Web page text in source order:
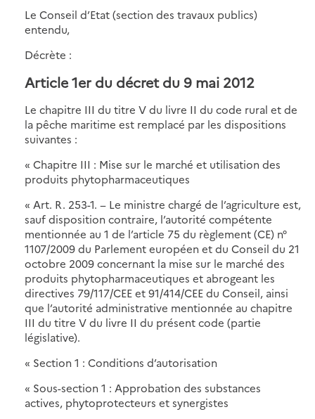
Le Conseil d’Etat (section des travaux publics)
entendu,
Décrète :
Article 1er du décret du 9 mai 2012
Le chapitre III du titre V du livre II du code rural et de
la pêche maritime est remplacé par les dispositions
suivantes :
« Chapitre III : Mise sur le marché et utilisation des
produits phytopharmaceutiques
« Art. R. 253-1. − Le ministre chargé de l’agriculture est,
sauf disposition contraire, l’autorité compétente
mentionnée au 1 de l’article 75 du règlement (CE) n°
1107/2009 du Parlement européen et du Conseil du 21
octobre 2009 concernant la mise sur le marché des
produits phytopharmaceutiques et abrogeant les
directives 79/117/CEE et 91/414/CEE du Conseil, ainsi
que l’autorité administrative mentionnée au chapitre
III du titre V du livre II du présent code (partie
législative).
« Section 1 : Conditions d’autorisation
« Sous-section 1 : Approbation des substances
actives, phytoprotecteurs et synergistes